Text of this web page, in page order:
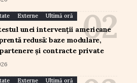
Externe Ultimă oră
unei intervenții americane
redusă: baze modulare,
și contracte private
Externe Ultimă oră